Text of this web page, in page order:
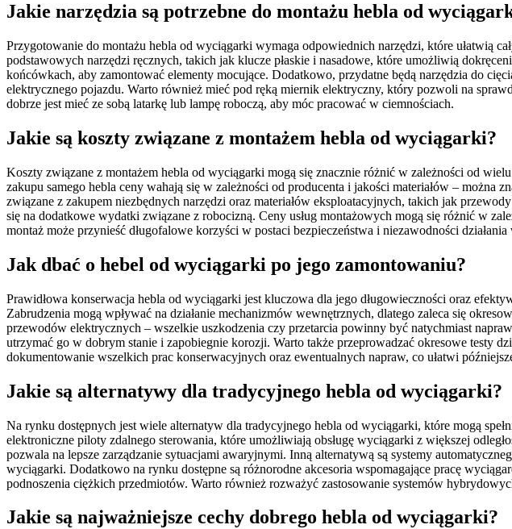
Jakie narzędzia są potrzebne do montażu hebla od
Przygotowanie do montażu hebla od wyciągarki wymaga odpowiednich narzędzi, które ułatwią
podstawowych narzędzi ręcznych, takich jak klucze płaskie i nasadowe, które umożliwią
końcówkach, aby zamontować elementy mocujące. Dodatkowo, przydatne będą narzędzia do
elektrycznego pojazdu. Warto również mieć pod ręką miernik elektryczny, który pozwoli na
dobrze jest mieć ze sobą latarkę lub lampę roboczą, aby móc pracować w ciemnościach.
Jakie są koszty związane z montażem hebla od wyciągarki?
Koszty związane z montażem hebla od wyciągarki mogą się znacznie różnić w zależności od
zakupu samego hebla ceny wahają się w zależności od producenta i jakości materiałów –
związane z zakupem niezbędnych narzędzi oraz materiałów eksploatacyjnych, takich jak
się na dodatkowe wydatki związane z robocizną. Ceny usług montażowych mogą się różnić w
montaż może przynieść długofalowe korzyści w postaci bezpieczeństwa i niezawodności
Jak dbać o hebel od wyciągarki po jego zamontowaniu?
Prawidłowa konserwacja hebla od wyciągarki jest kluczowa dla jego długowieczności oraz
Zabrudzenia mogą wpływać na działanie mechanizmów wewnętrznych, dlatego zaleca się
przewodów elektrycznych – wszelkie uszkodzenia czy przetarcia powinny być natychmiast
utrzymać go w dobrym stanie i zapobiegnie korozji. Warto także przeprowadzać okresowe testy
dokumentowanie wszelkich prac konserwacyjnych oraz ewentualnych napraw, co ułatwi
Jakie są alternatywy dla tradycyjnego hebla od wyciągarki?
Na rynku dostępnych jest wiele alternatyw dla tradycyjnego hebla od wyciągarki, które mogą
elektroniczne piloty zdalnego sterowania, które umożliwiają obsługę wyciągarki z większej
pozwala na lepsze zarządzanie sytuacjami awaryjnymi. Inną alternatywą są systemy
wyciągarki. Dodatkowo na rynku dostępne są różnorodne akcesoria wspomagające pracę
podnoszenia ciężkich przedmiotów. Warto również rozważyć zastosowanie systemów
Jakie są najważniejsze cechy dobrego hebla od wyciągarki?